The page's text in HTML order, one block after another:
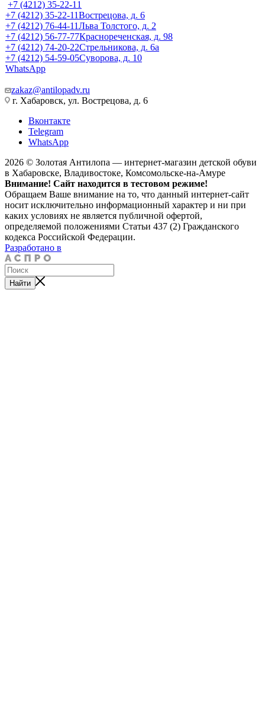
+7 (4212) 35-22-11
+7 (4212) 35-22-11Вострецова, д. 6
+7 (4212) 76-44-11Льва Толстого, д. 2
+7 (4212) 56-77-77Краснореченская, д. 98
+7 (4212) 74-20-22Стрельникова, д. 6а
+7 (4212) 54-59-05Суворова, д. 10
WhatsApp
zakaz@antilopadv.ru
г. Хабаровск, ул. Вострецова, д. 6
Вконтакте
Telegram
WhatsApp
2026 © Золотая Антилопа — интернет-магазин детской обуви
в Хабаровске, Владивостоке, Комсомольске-на-Амуре
Внимание! Сайт находится в тестовом режиме!
Обращаем Ваше внимание на то, что данный интернет-сайт
носит исключительно информационный характер и ни при
каких условиях не является публичной офертой,
определяемой положениями Статьи 437 (2) Гражданского
кодекса Российской Федерации.
Разработано в
Найти